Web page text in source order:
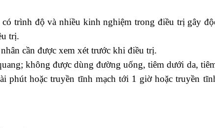
trình độ và nhiều kinh nghiệm trong điều trị gây
trị.
cần được xem xét trước khi điều trị.
không được dùng đường uống, tiêm dưới da,
hoặc truyền tĩnh mạch tới 1 giờ hoặc truyền